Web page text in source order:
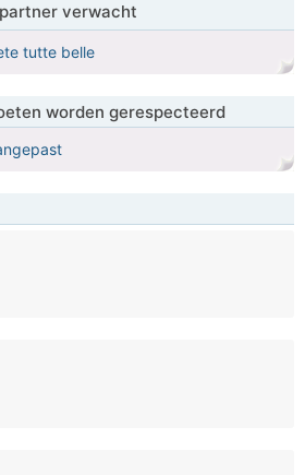
verwacht
tutte belle
worden gerespecteerd